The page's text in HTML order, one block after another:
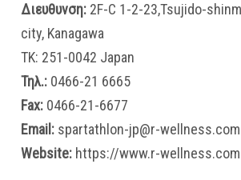
Διευθυνση: 2F-C 1-2-23,Tsujido-
city, Kanagawa
ΤΚ: 251-0042 Japan
Τηλ.: 0466-21 6665
Fax: 0466-21-6677
Email: spartathlon-jp@r-wellness.com
Website: https://www.r-wellness.com